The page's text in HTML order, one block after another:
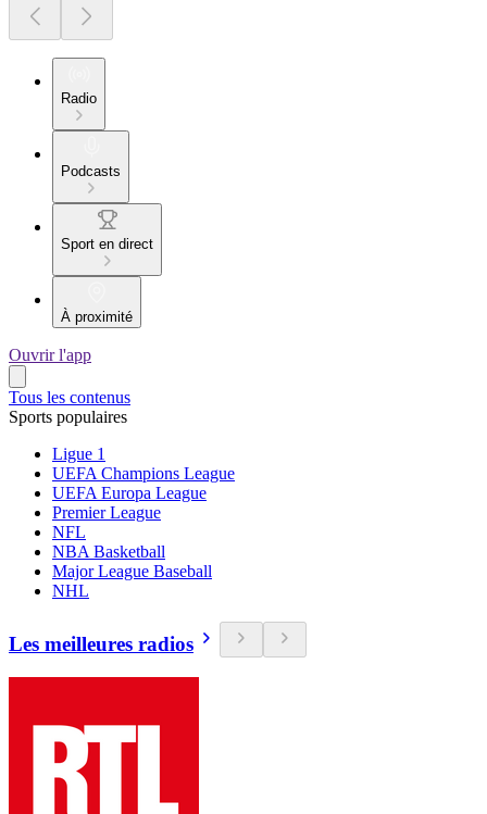
Radio
Podcasts
Sport en direct
À proximité
Ouvrir l'app
Tous les contenus
Sports populaires
Ligue 1
UEFA Champions League
UEFA Europa League
Premier League
NFL
NBA Basketball
Major League Baseball
NHL
Les meilleures radios